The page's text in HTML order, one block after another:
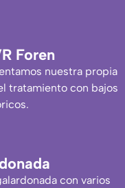
Foren
nuestra propia
tratamiento con bajos
con varios